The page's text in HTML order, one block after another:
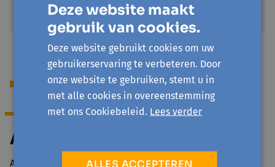
Begeleiding
Ann De Meulemeester
Ann De Meulemeester is beleidsmedewerker aan het
Deze website maakt
gebruik van cookies.
Deze website gebruikt cookies om uw
gebruikerservaring te verbeteren. Door
onze website te gebruiken, stemt u in
met alle cookies in overeenstemming
met ons Cookiebeleid. Lees verder
ALLES ACCEPTEREN